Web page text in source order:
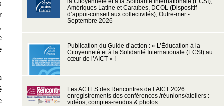
la Citoyenneté et à la Solidarité Internationale (ECSI),
Amériques Latine et Caraïbes, DCOL (Dispositif
d’appui-conseil aux collectivités), Outre-mer -
Septembre 2026
Publication du Guide d’action : « L’Éducation à la
Citoyenneté et à la Solidarité Internationale (ECSI) au
cœur de l’AICT » !
Les ACTES des Rencontres de l’AICT 2026 :
enregistrements des conférences /réunions/ateliers :
vidéos, comptes-rendus & photos